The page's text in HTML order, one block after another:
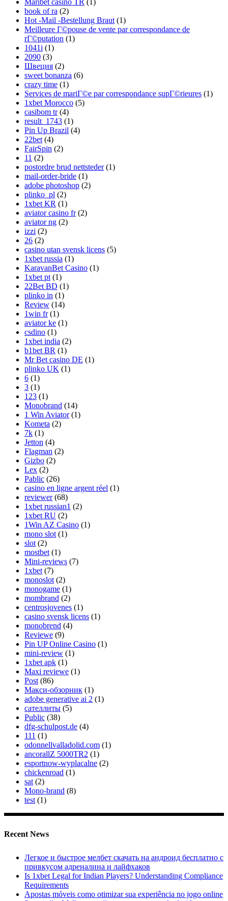
book of ra (2)
Hot -Mail -Bestellung Braut (1)
Meilleure Г©pouse de vente par correspondance de
rГ©putation (1)
1041i (1)
2090 (3)
Швеция (2)
sweet bonanza (6)
crazy time (1)
Services de mariГ©e par correspondance supГ©rieures (1)
1xbet Morocco (5)
casibom tr(4)
result_1743 (1)
Pin Up Brazil (4)
22bet (4)
FairSpin (2)
11 (2)
postordre brud nettsteder(1)
mail-order-bride (1)
adobe photoshop (2)
plinko_pl (2)
1xbet KR (1)
aviator casino fr(2)
aviator ng (2)
izzi (2)
26 (2)
casino utan svensk licens (5)
1xbet russia (1)
KaravanBet Casino (1)
1xbet pt (1)
22Bet BD (1)
plinko in (1)
Review (14)
1win fr(1)
aviator ke (1)
csdino (1)
1xbet india (2)
b1bet BR (1)
Mr Bet casino DE (1)
plinko UK (1)
6 (1)
3 (1)
123 (1)
Monobrand (14)
1 Win Aviator(1)
Kometa (2)
7k (1)
Jetton (4)
Flagman (2)
Gizbo (2)
Lex (2)
Pablic (26)
casino en ligne argent réel (1)
reviewer(68)
1xbet russian1 (2)
1xbet RU (2)
1Win AZ Casino (1)
mono slot (1)
slot (2)
mostbet (1)
Mini-reviews (7)
1xbet (7)
monoslot (2)
monogame (1)
mombrand (2)
centrosjovenes (1)
casino svensk licens (1)
monobrend (4)
Reviewe (9)
Pin UP Online Casino (1)
mini-review (1)
1xbet apk (1)
Maxi reviewe (1)
Post (86)
Макси-обзорник (1)
adobe generative ai 2 (1)
сателлиты (5)
Public (38)
dfg-schulpost.de (4)
111 (1)
odonnellvalladolid.com (1)
ancorallZ 5000TR2 (1)
esportnow-wyplacalne (2)
chickenroad (1)
sat (2)
Mono-brand (8)
test (1)
Recent News
Легкое и быстрое мелбет скачать на андроид бесплатно с
привкусом адреналина и лайфхаков
Is 1xbet Legal for Indian Players? Understanding Compliance
Requirements
Apostas móveis como otimizar sua experiência no jogo online